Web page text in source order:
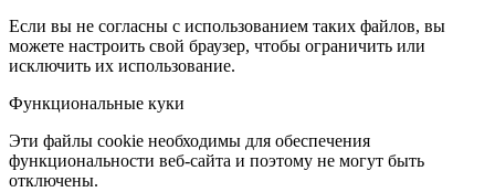
Если вы не согласны с использованием таких файлов, вы
можете настроить свой браузер, чтобы ограничить или
исключить их использование.
Функциональные куки
Эти файлы cookie необходимы для обеспечения
функциональности веб-сайта и поэтому не могут быть
отключены.